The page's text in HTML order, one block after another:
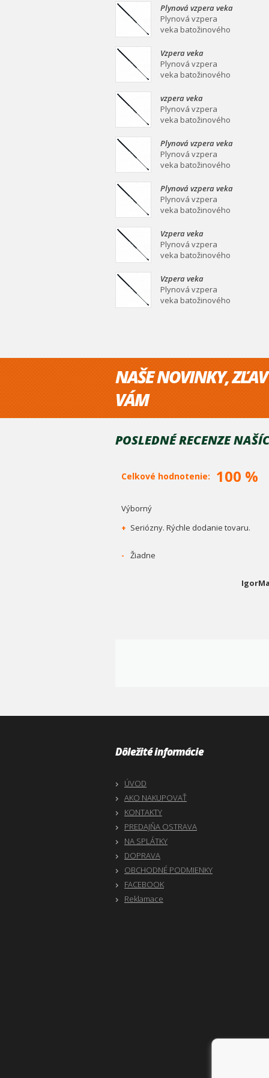
mm Plynová vzpera
veka batožinového
priestoru Ei
Plynová vzpera veka
batožinového
priestoru 639/258
Plynová vzpera
veka batožinového
mm Plynová vzpera
veka batožinového
priestoru Ei
Vzpera veka
batožinového
priestoru 387/139
Plynová vzpera
veka batožinového
mm Plynová vzpera
veka batožinového
priestoru Ei
vzpera veka
batožinového
priestoru 558/253
Plynová vzpera
veka batožinového
mm Plynová vzpera
veka batožinového
priestoru Ei
Plynová vzpera veka
batožinového
priestoru 549/219
Plynová vzpera
veka batožinového
mm Plynová vzpera
veka batožinového
priestoru Ei
Plynová vzpera veka
batožinového
priestoru 467/160
Plynová vzpera
veka batožinového
mm Plynová vzpera
veka batožinového
priestoru Ei
Vzpera veka
batožinového
priestoru 475/180
Plynová vzpera
veka batožinového
mm Plynová vzpera
veka batožinového
priestoru Ei
Vzpera veka
batožinového
priestoru 530/210
Plynová vzpera
veka batožinového
NAŠE NOVINKY,
VÁM
POSLEDNÉ RECENZE
Celkové hodnotenie: 100 %
Výborný
+ Seriózny. Rýchle dodanie tovaru.
- Žiadne
Dôležité informácie
ÚVOD
AKO NAKUPOVAŤ
KONTAKTY
PREDAJŇA OSTRAVA
NA SPLÁTKY
DOPRAVA
OBCHODNÉ PODMIENKY
FACEBOOK
Reklamace